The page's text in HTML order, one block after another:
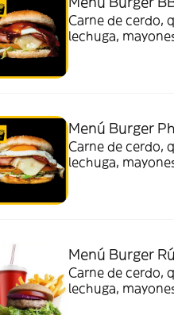
Carne de cerdo,
lechuga,
Menú Burger
Carne de cerdo,
lechuga,
Menú Burger
Carne de cerdo,
lechuga,